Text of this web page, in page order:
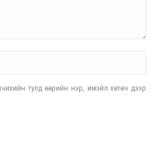
тулд өөрийн нэр, имэйл хөтөч дээр